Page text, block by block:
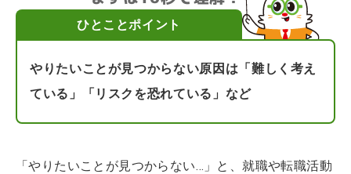
ひとことポイント
やりたいことが見つからない原因は「難しく考え
ている」「リスクを恐れている」など
「やりたいことが見つからない…」と、就職や転職活動